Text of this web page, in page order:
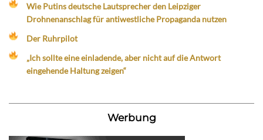
Wie Putins deutsche Lautsprecher den Leipziger
Drohnenanschlag für antiwestliche Propaganda nutzen
Der Ruhrpilot
„Ich sollte eine einladende, aber nicht auf die Antwort
eingehende Haltung zeigen“
Werbung